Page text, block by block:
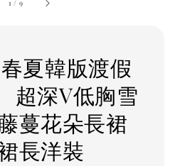
1 / 9
夏韓版渡假
超深V低胸雪
蔓花朵長裙
長洋裝